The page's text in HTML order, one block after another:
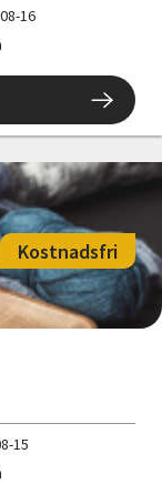
16
Kostnadsfri
15